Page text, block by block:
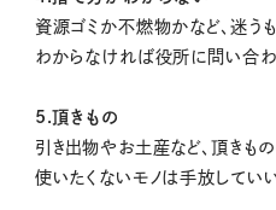
資源ゴミか不燃物かなど、迷う
わからなければ役所に問い合わ
5.頂きもの
引き出物やお土産など、頂きも
使いたくないモノは手放していい